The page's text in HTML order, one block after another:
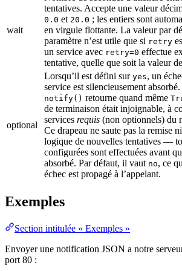
wait
tentatives. Accepte une valeur
0.0 et 20.0 ; les entiers sont
en virgule flottante. La valeur par
paramètre n’est utile que si retry
un service avec retry=0 effectue
tentative, quelle que soit la valeur de
optional
Lorsqu’il est défini sur yes, un
service est silencieusement
notify() retourne quand même
de terminaison était injoignable, à
services requis (non optionnels) du
Ce drapeau ne saute pas la remise
logique de nouvelles tentatives —
configurées sont effectuées avant
absorbé. Par défaut, il vaut no, ce
échec est propagé à l’appelant.
Exemples
Section intitulée « Exemples »
Envoyer une notification JSON a notre
port 80 :